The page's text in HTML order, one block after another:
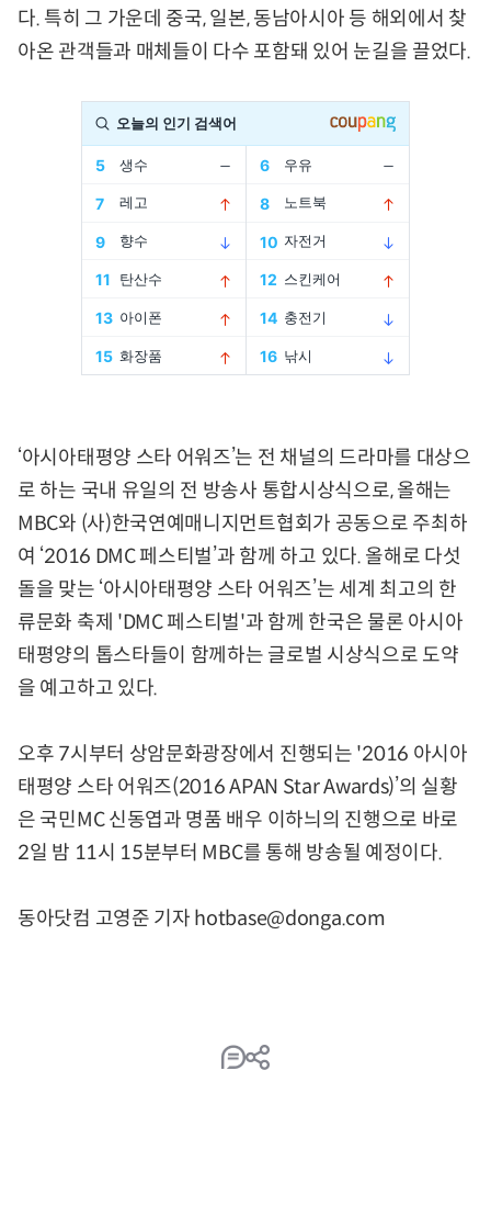
다. 특히 그 가운데 중국, 일본, 동남아시아 등 해외에서 찾
아온 관객들과 매체들이 다수 포함돼 있어 눈길을 끌었다.
‘아시아태평양 스타 어워즈’는 전 채널의 드라마를 대상으
로 하는 국내 유일의 전 방송사 통합시상식으로, 올해는
MBC와 (사)한국연예매니지먼트협회가 공동으로 주최하
여 ‘2016 DMC 페스티벌’과 함께 하고 있다. 올해로 다섯
돌을 맞는 ‘아시아태평양 스타 어워즈’는 세계 최고의 한
류문화 축제 'DMC 페스티벌'과 함께 한국은 물론 아시아
태평양의 톱스타들이 함께하는 글로벌 시상식으로 도약
을 예고하고 있다.
오후 7시부터 상암문화광장에서 진행되는 '2016 아시아
태평양 스타 어워즈(2016 APAN Star Awards)’의 실황
은 국민MC 신동엽과 명품 배우 이하늬의 진행으로 바로
2일 밤 11시 15분부터 MBC를 통해 방송될 예정이다.
동아닷컴 고영준 기자 hotbase@donga.com